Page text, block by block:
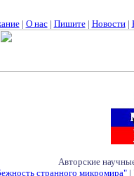
| О нас| Пишите| Новости|
Авторские
странного микромира" |